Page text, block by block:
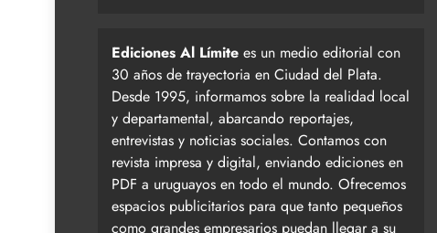
Ediciones Al Límite es un medio editorial con
30 años de trayectoria en Ciudad del Plata.
Desde 1995, informamos sobre la realidad local
y departamental, abarcando reportajes,
entrevistas y noticias sociales. Contamos con
revista impresa y digital, enviando ediciones en
PDF a uruguayos en todo el mundo. Ofrecemos
espacios publicitarios para que tanto pequeños
como grandes empresarios puedan llegar a su